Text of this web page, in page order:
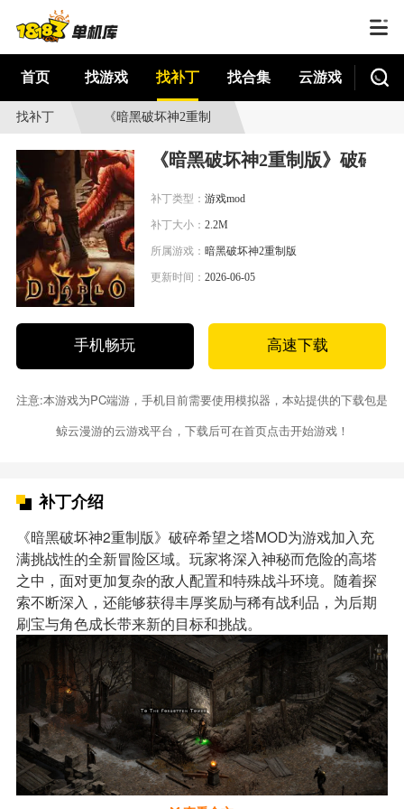
首页 找游戏 找补丁 找合集 云游戏
找补丁 《暗黑破坏神2重制
版》破碎希望之塔
《暗黑破坏神2重制版》破碎
补丁类型：游戏mod
补丁大小：2.2M
所属游戏：暗黑破坏神2重制版
更新时间：2026-06-05
手机畅玩 高速下载
注意:本游戏为PC端游，手机目前需要使用模拟器，本站提供的下载包是
鲸云漫游的云游戏平台，下载后可在首页点击开始游戏！
补丁介绍
《暗黑破坏神2重制版》破碎希望之塔MOD为游戏加入充
满挑战性的全新冒险区域。玩家将深入神秘而危险的高塔
之中，面对更加复杂的敌人配置和特殊战斗环境。随着探
索不断深入，还能够获得丰厚奖励与稀有战利品，为后期
刷宝与角色成长带来新的目标和挑战。